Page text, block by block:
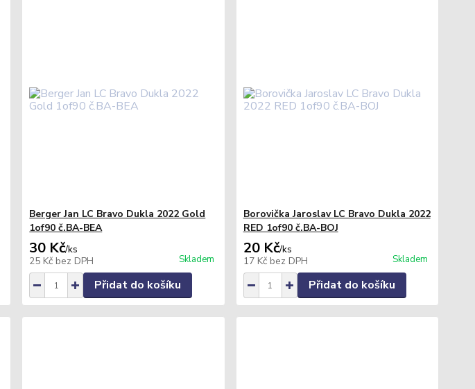
Berger Jan LC Bravo Dukla 2022 Gold
1of90 č.BA-BEA
30 Kč/ks
25 Kč bez DPH Skladem
Přidat do košíku
Borovička Jaroslav LC Bravo Dukla 2022
RED 1of90 č.BA-BOJ
20 Kč/ks
17 Kč bez DPH Skladem
Přidat do košíku